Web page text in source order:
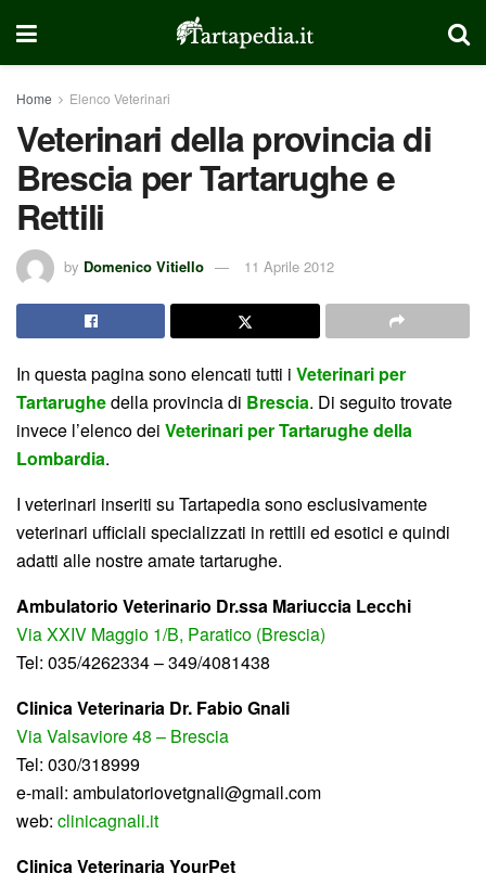
Home Elenco Veterinari
Veterinari della provincia di
Brescia per Tartarughe e
Rettili
by Domenico Vitiello 11 Aprile 2012
In questa pagina sono elencati tutti i Veterinari per
Tartarughedella provincia di Brescia. Di seguito trovate
invece l’elenco dei Veterinari per Tartarughe della
Lombardia.
I veterinari inseriti su Tartapedia sono esclusivamente
veterinari ufficiali specializzati in rettili ed esotici e quindi
adatti alle nostre amate tartarughe.
Ambulatorio Veterinario Dr.ssa Mariuccia Lecchi
Via XXIV Maggio 1/B, Paratico (Brescia)
Tel: 035/4262334 – 349/4081438
Clinica Veterinaria Dr. Fabio Gnali
Via Valsaviore 48 – Brescia
Tel: 030/318999
e-mail: ambulatoriovetgnali@gmail.com
web: clinicagnali.it
Clinica Veterinaria YourPet